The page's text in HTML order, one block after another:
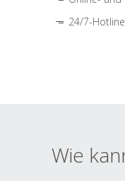
24/7-Hotline
Wie